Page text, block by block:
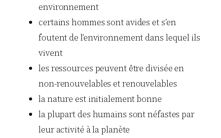
environnement
certains hommes sont avides et s’en
foutent de l’environnement dans lequel ils
vivent
les ressources peuvent être divisée en
non-renouvelables et renouvelables
la nature est initialement bonne
la plupart des humains sont néfastes par
leur activité à la planète